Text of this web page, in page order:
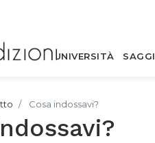
UNIVERSITÀ SAGGI
Cosa indossavi?